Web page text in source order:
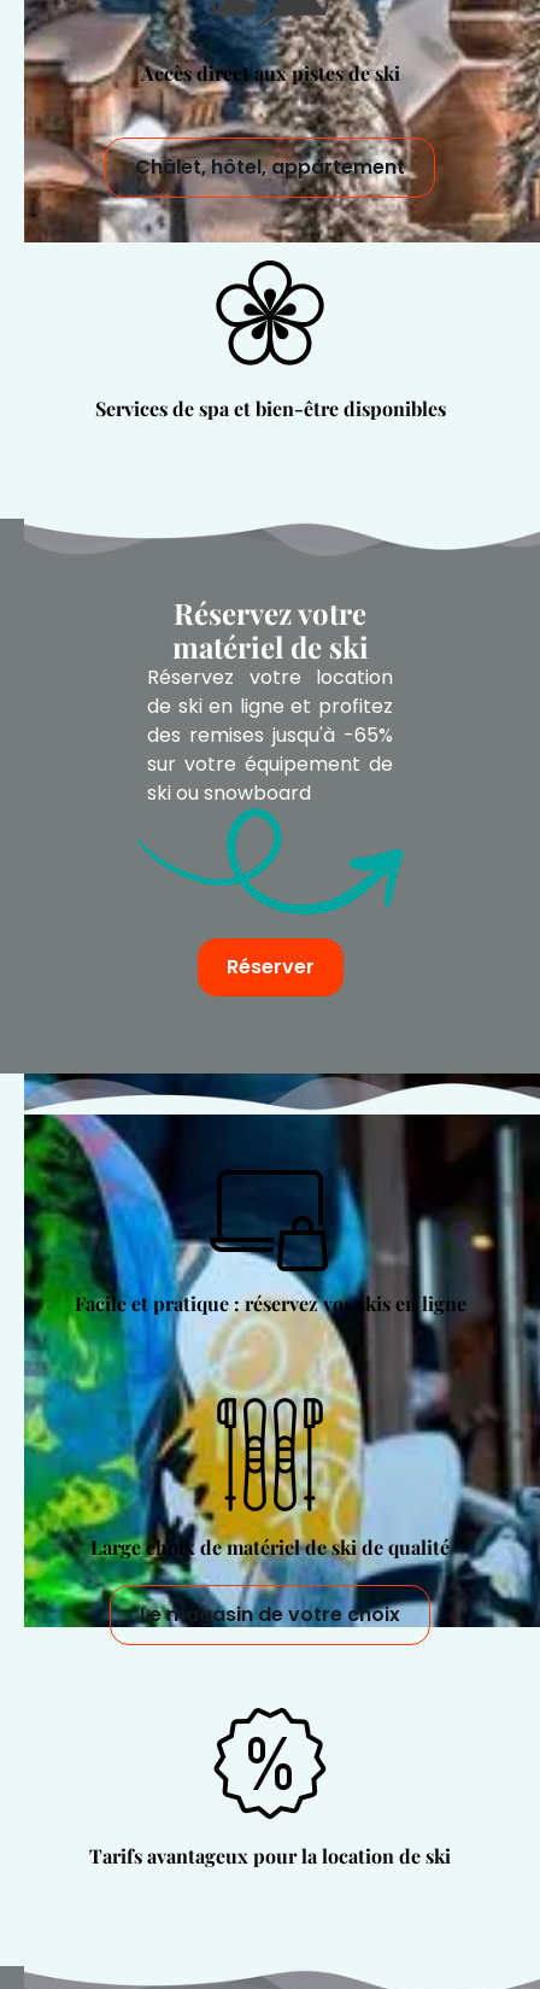
Accès direct aux pistes de ski
Châlet, hôtel, appartement
Services de spa et bien-être disponibles
Réservez votre
matériel de ski
Réservez votre location
de ski en ligne et profitez
des remises jusqu'à -65%
sur votre équipement de
ski ou snowboard
Réserver
Facile et pratique : réservez vos skis en ligne
Large choix de matériel de ski de qualité
Le magasin de votre choix
Tarifs avantageux pour la location de ski